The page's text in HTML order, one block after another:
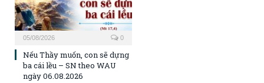
05/08/2026 0
Nếu Thầy muốn, con sẽ dựng
ba cái lều – SN theo WAU
ngày 06.08.2026